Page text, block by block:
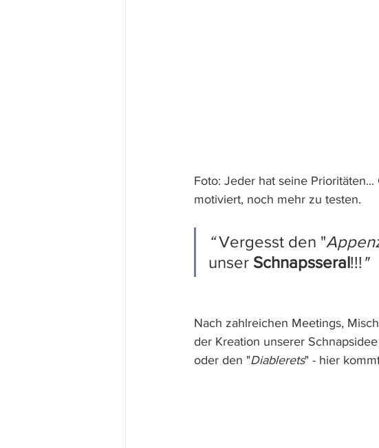
Foto: Jeder hat seine
motiviert, noch mehr zu testen.
“ Vergesst den "
unser Schnapsseral!!! "
Nach zahlreichen Meetings,
der Kreation unserer
oder den "Diablerets" - hier